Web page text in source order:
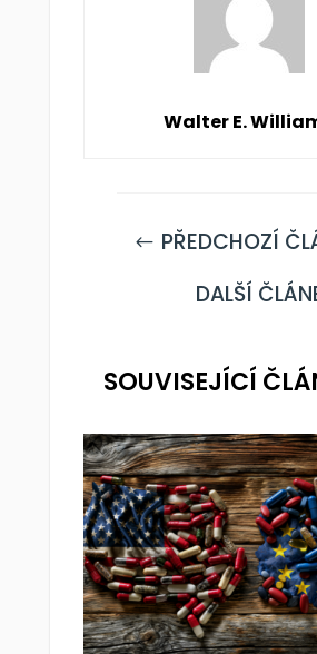
Walter E.
# PŘEDCHOZÍ
DALŠÍ
SOUVISEJÍCÍ